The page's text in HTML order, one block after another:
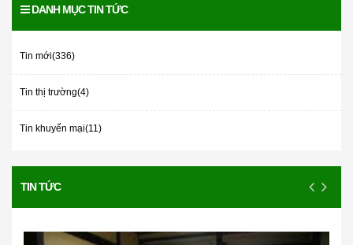
DANH MỤC TIN TỨC
Tin mới(336)
Tin thị trường(4)
Tin khuyến mại(11)
TIN TỨC